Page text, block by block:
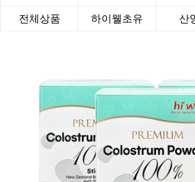
전체상품 하이웰초유 산